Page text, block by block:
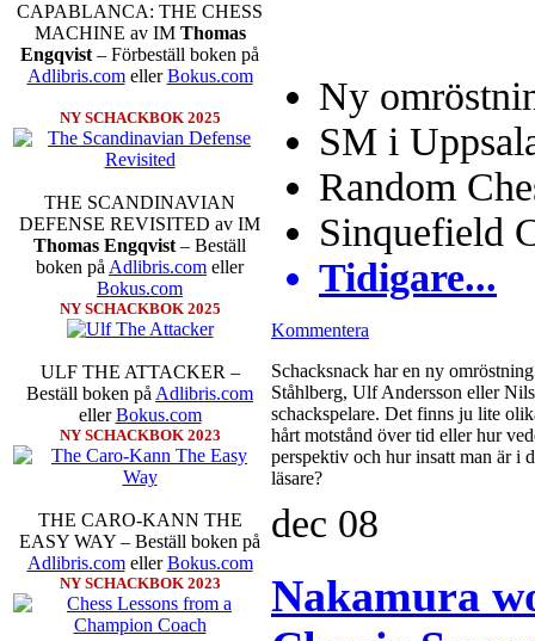
CAPABLANCA: THE CHESS
MACHINE av IM Thomas
Engqvist – Förbeställ boken på
Adlibris.comellerBokus.com
NY SCHACKBOK 2025
THE SCANDINAVIAN
DEFENSE REVISITED av IM
Thomas Engqvist – Beställ
boken på Adlibris.com eller
Bokus.com
NY SCHACKBOK 2025
ULF THE ATTACKER –
Beställ boken på Adlibris.com
ellerBokus.com
NY SCHACKBOK 2023
THE CARO-KANN THE
EASY WAY – Beställ boken på
Adlibris.comellerBokus.com
NY SCHACKBOK 2023
Ny
SM i
Random
Sinquefield
Tidigare...
Kommentera
Schacksnack har en ny
Ståhlberg, Ulf Andersson eller
schackspelare. Det finns ju lite
hårt motstånd över tid eller hur
perspektiv och hur insatt man är i
läsare?
dec 08
Nakamura